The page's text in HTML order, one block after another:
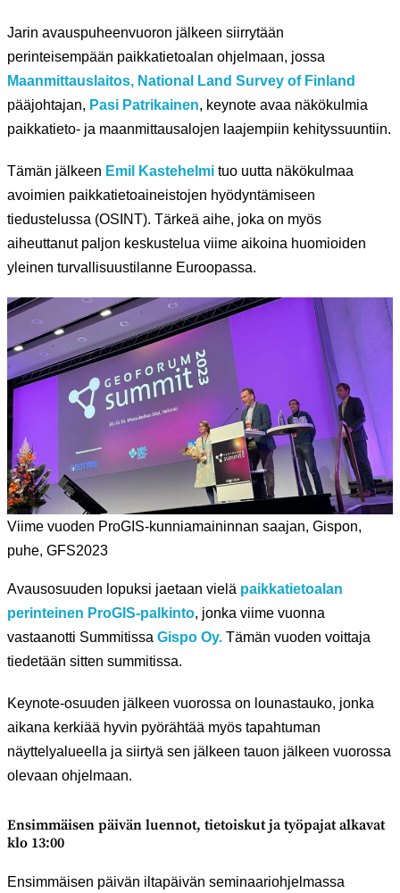
Jarin avauspuheenvuoron jälkeen siirrytään
perinteisempään paikkatietoalan ohjelmaan, jossa
Maanmittauslaitos, National Land Survey of Finland
pääjohtajan, Pasi Patrikainen, keynote avaa näkökulmia
paikkatieto- ja maanmittausalojen laajempiin kehityssuuntiin.
Tämän jälkeen Emil Kastehelmi tuo uutta näkökulmaa
avoimien paikkatietoaineistojen hyödyntämiseen
tiedustelussa (OSINT). Tärkeä aihe, joka on myös
aiheuttanut paljon keskustelua viime aikoina huomioiden
yleinen turvallisuustilanne Euroopassa.
Viime vuoden ProGIS-kunniamaininnan saajan, Gispon,
puhe, GFS2023
Avausosuuden lopuksi jaetaan vielä paikkatietoalan
perinteinen ProGIS-palkinto, jonka viime vuonna
vastaanotti Summitissa Gispo Oy. Tämän vuoden voittaja
tiedetään sitten summitissa.
Keynote-osuuden jälkeen vuorossa on lounastauko, jonka
aikana kerkiää hyvin pyörähtää myös tapahtuman
näyttelyalueella ja siirtyä sen jälkeen tauon jälkeen vuorossa
olevaan ohjelmaan.
Ensimmäisen päivän luennot, tietoiskut ja työpajat alkavat
klo 13:00
Ensimmäisen päivän iltapäivän seminaariohjelmassa